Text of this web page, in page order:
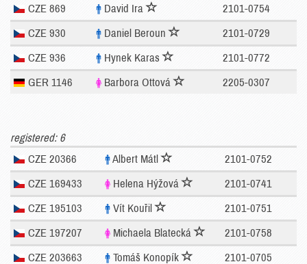
CZE 869 David Ira 2101-0754
CZE 930 Daniel Beroun 2101-0729
CZE 936 Hynek Karas 2101-0772
GER 1146 Barbora Ottová 2205-0307
registered: 6
CZE 20366
Albert Mátl 2101-0752
CZE 169433 Helena Hýžová 2101-0741
CZE 195103 Vít Kouřil 2101-0751
CZE 197207 Michaela Blatecká 2101-0758
CZE 203663 Tomáš Konopík 2101-0705